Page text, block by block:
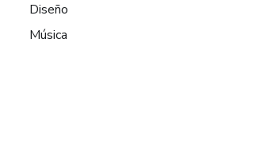
Diseño
Música